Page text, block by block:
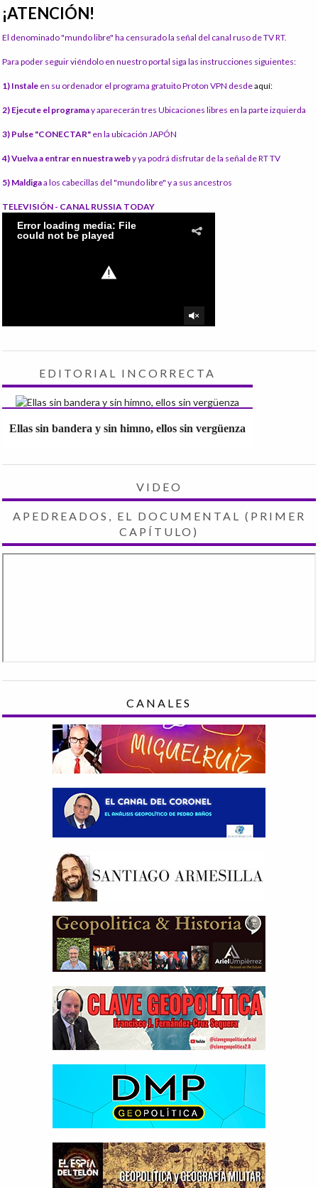
¡ATENCIÓN!
El denominado "mundo libre" ha censurado la señal del canal ruso de TV RT.
Para poder seguir viéndolo en nuestro portal siga las instrucciones siguientes:
1) Instale en su ordenador el programa gratuito Proton VPN desdeaquí:
2) Ejecute el programay aparecerán tres Ubicaciones libres en la parte izquierda
3) Pulse "CONECTAR" en la ubicación JAPÓN
4) Vuelva a entrar en nuestra weby ya podrá disfrutar de la señal de RT TV
5) Maldigaa los cabecillas del "mundo libre" y a sus ancestros
TELEVISIÓN - CANAL RUSSIA TODAY
EDITORIAL INCORRECTA
Ellas sin bandera y sin himno, ellos sin vergüenza
VIDEO
APEDREADOS, EL DOCUMENTAL (PRIMER
CAPÍTULO)
CANALES